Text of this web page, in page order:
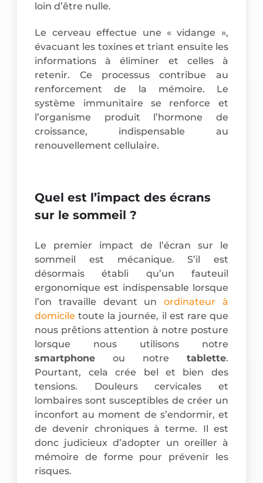
loin d’être nulle.
Le cerveau effectue une « vidange »,
évacuant les toxines et triant ensuite les
informations à éliminer et celles à
retenir. Ce processus contribue au
renforcement de la mémoire. Le
système immunitaire se renforce et
l’organisme produit l’hormone de
croissance, indispensable au
renouvellement cellulaire.
Quel est l’impact des écrans
sur le sommeil ?
Le premier impact de l’écran sur le
sommeil est mécanique. S’il est
désormais établi qu’un fauteuil
ergonomique est indispensable lorsque
l’on travaille devant unordinateur à
domicile toute la journée, il est rare que
nous prêtions attention à notre posture
lorsque nous utilisons notre
smartphone ou notre tablette.
Pourtant, cela crée bel et bien des
tensions. Douleurs cervicales et
lombaires sont susceptibles de créer un
inconfort au moment de s’endormir, et
de devenir chroniques à terme. Il est
donc judicieux d’adopter un oreiller à
mémoire de forme pour prévenir les
risques.